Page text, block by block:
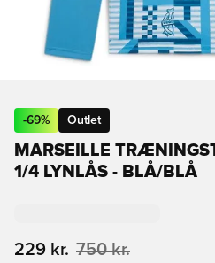
-69% Outlet
MARSEILLE
1/4 LYNLÅS - BLÅ/BLÅ
229 kr. 750 kr.